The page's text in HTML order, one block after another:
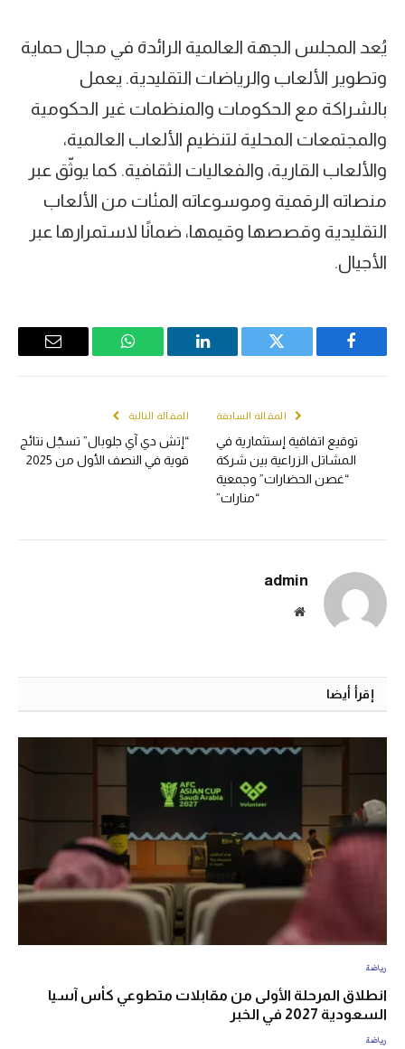
يُعد المجلس الجهة العالمية الرائدة في مجال حماية
وتطوير الألعاب والرياضات التقليدية. يعمل
بالشراكة مع الحكومات والمنظمات غير الحكومية
والمجتمعات المحلية لتنظيم الألعاب العالمية،
والألعاب القارية، والفعاليات الثقافية. كما يوثّق عبر
منصاته الرقمية وموسوعاته المئات من الألعاب
التقليدية وقصصها وقيمها، ضمانًا لاستمرارها عبر
الأجيال.
Facebook
Twitter
LinkedIn
WhatsApp
Email
المقالة السابقة
توقيع اتفاقية إستثمارية في
المشاتل الزراعية بين شركة
“غصن الحضارات” وجمعية
“منارات”
المقالة التالية
“إتش دي آي جلوبال” تسجّل نتائج
قوية في النصف الأول من 2025
admin
الموقع
إقرأ أيضا
رياضة
انطلاق المرحلة الأولى من مقابلات متطوعي كأس آسيا
السعودية 2027 في الخبر
رياضة